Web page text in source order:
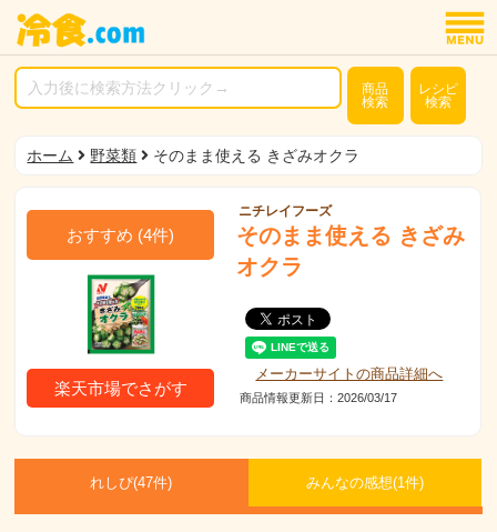
商品
検索
レシピ
検索
ホーム 野菜類 そのまま使える きざみオクラ
おすすめ (4件)
楽天市場でさがす
ニチレイフーズ
そのまま使える きざみ
オクラ
メーカーサイトの商品詳細へ
商品情報更新日：2026/03/17
れしぴ(47件) みんなの感想(1件)